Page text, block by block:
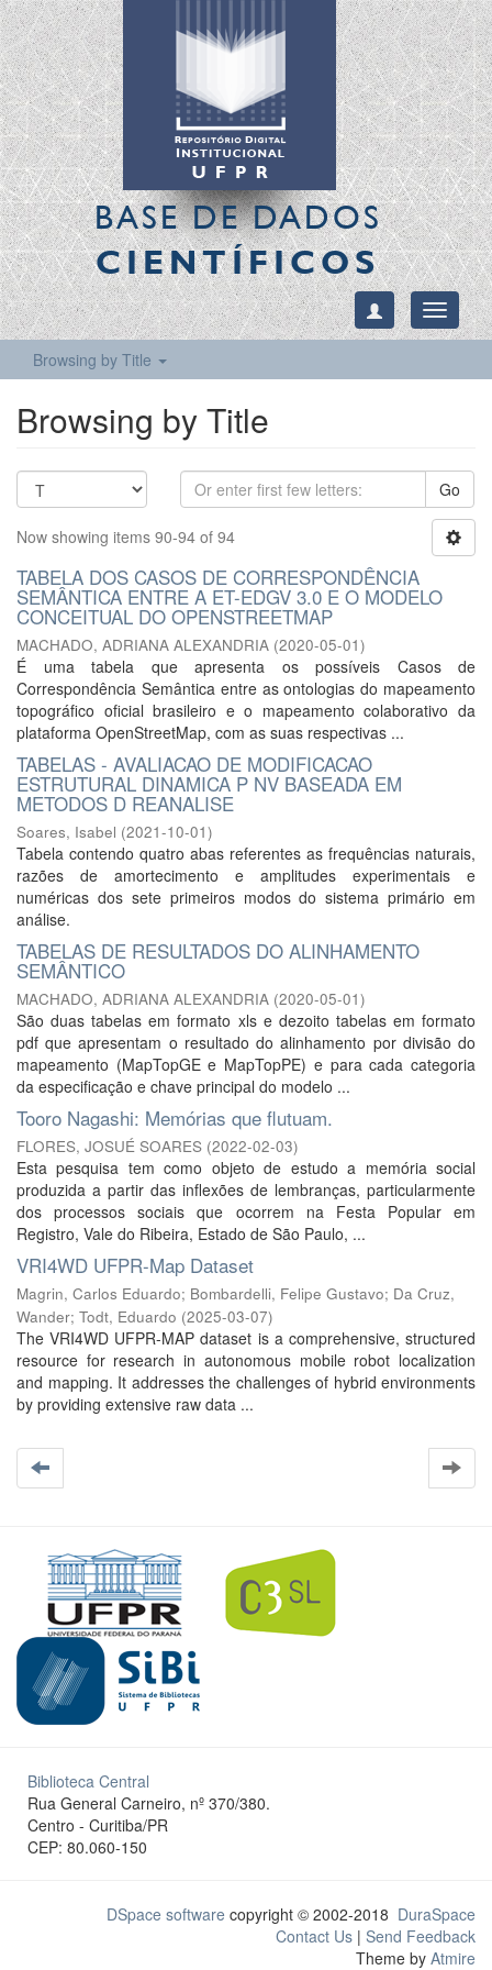
BASE DE DADOS
CIENTÍFICOS
Toggle
Browsing by Title
Browsing by Title
Go
Now showing items 90-94 of 94
TABELA DOS CASOS DE CORRESPONDÊNCIA
SEMÂNTICA ENTRE A ET-EDGV 3.0 E O MODELO
CONCEITUAL DO OPENSTREETMAP
MACHADO, ADRIANA ALEXANDRIA (2020-05-01)
É uma tabela que apresenta os possíveis Casos de
Correspondência Semântica entre as ontologias do mapeamento
topográfico oficial brasileiro e o mapeamento colaborativo da
plataforma OpenStreetMap, com as suas respectivas ...
TABELAS - AVALIACAO DE MODIFICACAO
ESTRUTURAL DINAMICA P NV BASEADA EM
METODOS D REANALISE
Soares, Isabel (2021-10-01)
Tabela contendo quatro abas referentes as frequências naturais,
razões de amortecimento e amplitudes experimentais e
numéricas dos sete primeiros modos do sistema primário em
análise.
TABELAS DE RESULTADOS DO ALINHAMENTO
SEMÂNTICO
MACHADO, ADRIANA ALEXANDRIA (2020-05-01)
São duas tabelas em formato xls e dezoito tabelas em formato
pdf que apresentam o resultado do alinhamento por divisão do
mapeamento (MapTopGE e MapTopPE) e para cada categoria
da especificação e chave principal do modelo ...
Tooro Nagashi: Memórias que flutuam.
FLORES, JOSUÉ SOARES (2022-02-03)
Esta pesquisa tem como objeto de estudo a memória social
produzida a partir das inflexões de lembranças, particularmente
dos processos sociais que ocorrem na Festa Popular em
Registro, Vale do Ribeira, Estado de São Paulo, ...
VRI4WD UFPR-Map Dataset
Magrin, Carlos Eduardo; Bombardelli, Felipe Gustavo; Da Cruz,
Wander; Todt, Eduardo (2025-03-07)
The VRI4WD UFPR-MAP dataset is a comprehensive, structured
resource for research in autonomous mobile robot localization
and mapping. It addresses the challenges of hybrid environments
by providing extensive raw data ...
Biblioteca Central
Rua General Carneiro, nº 370/380.
Centro - Curitiba/PR
CEP: 80.060-150
DSpace software copyright © 2002-2018 DuraSpace
Contact Us | Send Feedback
Theme by Atmire